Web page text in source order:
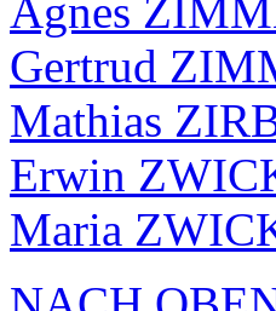
Agnes
Gertrud
Mathias
Erwin
Maria